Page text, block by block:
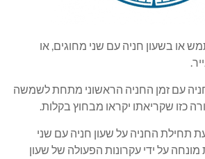
או בשעון חניה עם שני מחוגים, או
עם זמן החניה הראשוני מתחת לשמשה
כזו שקריאתו יקראו מבחוץ בקלות.
תחילת החניה על שעון חניה עם שני
מונחה על ידי עקרונות הפעולה של שעון